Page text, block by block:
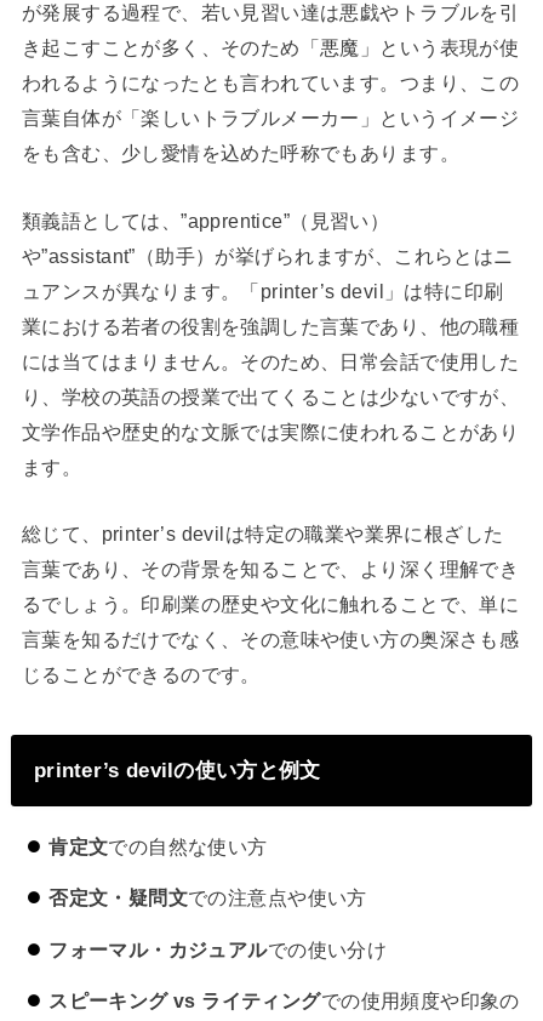
が発展する過程で、若い見習い達は悪戯やトラブルを引
き起こすことが多く、そのため「悪魔」という表現が使
われるようになったとも言われています。つまり、この
言葉自体が「楽しいトラブルメーカー」というイメージ
をも含む、少し愛情を込めた呼称でもあります。
類義語としては、”apprentice”（見習い）
や”assistant”（助手）が挙げられますが、これらとはニ
ュアンスが異なります。「printer’s devil」は特に印刷
業における若者の役割を強調した言葉であり、他の職種
には当てはまりません。そのため、日常会話で使用した
り、学校の英語の授業で出てくることは少ないですが、
文学作品や歴史的な文脈では実際に使われることがあり
ます。
総じて、printer’s devilは特定の職業や業界に根ざした
言葉であり、その背景を知ることで、より深く理解でき
るでしょう。印刷業の歴史や文化に触れることで、単に
言葉を知るだけでなく、その意味や使い方の奥深さも感
じることができるのです。
printer’s devilの使い方と例文
肯定文での自然な使い方
否定文・疑問文での注意点や使い方
フォーマル・カジュアルでの使い分け
スピーキング vs ライティングでの使用頻度や印象の